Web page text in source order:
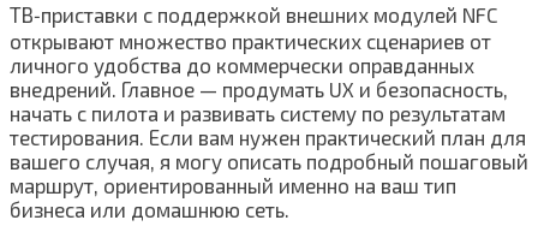
ТВ‑приставки с поддержкой внешних модулей NFC
открывают множество практических сценариев от
личного удобства до коммерчески оправданных
внедрений. Главное — продумать UX и безопасность,
начать с пилота и развивать систему по результатам
тестирования. Если вам нужен практический план для
вашего случая, я могу описать подробный пошаговый
маршрут, ориентированный именно на ваш тип
бизнеса или домашнюю сеть.